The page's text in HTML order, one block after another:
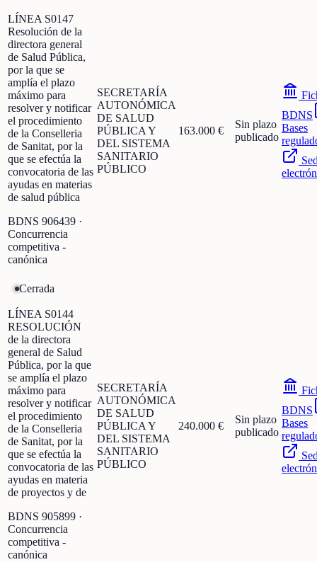
LÍNEA S0147
Resolución de la
directora general
de Salud Pública,
por la que se
amplía el plazo
máximo para
resolver y notificar
el procedimiento
de la Conselleria
de Sanitat, por la
que se efectúa la
convocatoria de las
ayudas en materias
de salud pública
BDNS 906439 ·
Concurrencia
competitiva -
canónica
SECRETARÍA
AUTONÓMICA
DE SALUD
PÚBLICA Y
DEL SISTEMA
SANITARIO
PÚBLICO
163.000 €
Sin plazo
publicado
BDNS
Bases
Cerrada
LÍNEA S0144
RESOLUCIÓN
de la directora
general de Salud
Pública, por la que
se amplía el plazo
máximo para
resolver y notificar
el procedimiento
de la Conselleria
de Sanitat, por la
que se efectúa la
convocatoria de las
ayudas en materia
de proyectos y de
BDNS 905899 ·
Concurrencia
competitiva -
canónica
SECRETARÍA
AUTONÓMICA
DE SALUD
PÚBLICA Y
DEL SISTEMA
SANITARIO
PÚBLICO
240.000 €
Sin plazo
publicado
BDNS
Bases